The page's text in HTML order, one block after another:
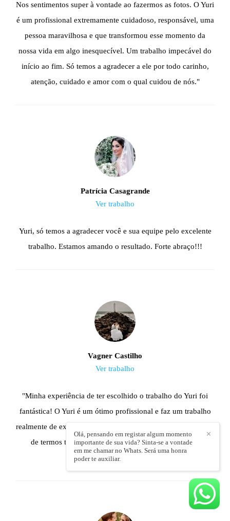
Nos sentimentos super à vontade ao fazermos as fotos. O Yuri
é um profissional extremamente cuidadoso, responsável, uma
pessoa maravilhosa e que transformou esse momento da
nossa vida em algo inesquecível. Um trabalho impecável do
início ao fim. Só temos a agradecer a ele por todo carinho,
atenção, cuidado e amor com o qual cuidou de nós."
Yuri, só temos a agradecer você e sua equipe pelo excelente
trabalho. Estamos amando o resultado. Forte abraço!!!
Patrícia Casagrande
Ver trabalho
"Minha experiência de ter escolhido o trabalho do Yuri foi
fantástica! O Yuri é um ótimo profissional e faz um trabalho
realmente de excelência... Nos alegramos junto com ele, além
de termos tido duas fotos do nosso ensaio premiadas
internacionalmente!"
Vagner Castilho
Ver trabalho
✕
Olá, pensando em registar algum momento
importante de sua vida? Sinta-se a vontade
em me chamar no Whats. Será uma honra
poder te auxiliar.